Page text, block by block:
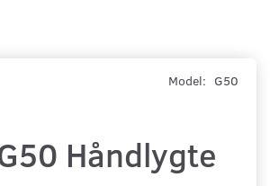
Model: G50
Håndlygte